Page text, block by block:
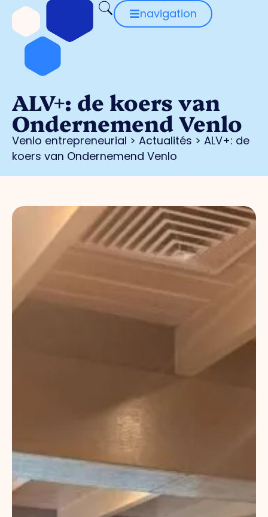
navigation
ALV+: de koers van
Ondernemend Venlo
Venlo entrepreneurial > Actualités > ALV+: de
koers van Ondernemend Venlo